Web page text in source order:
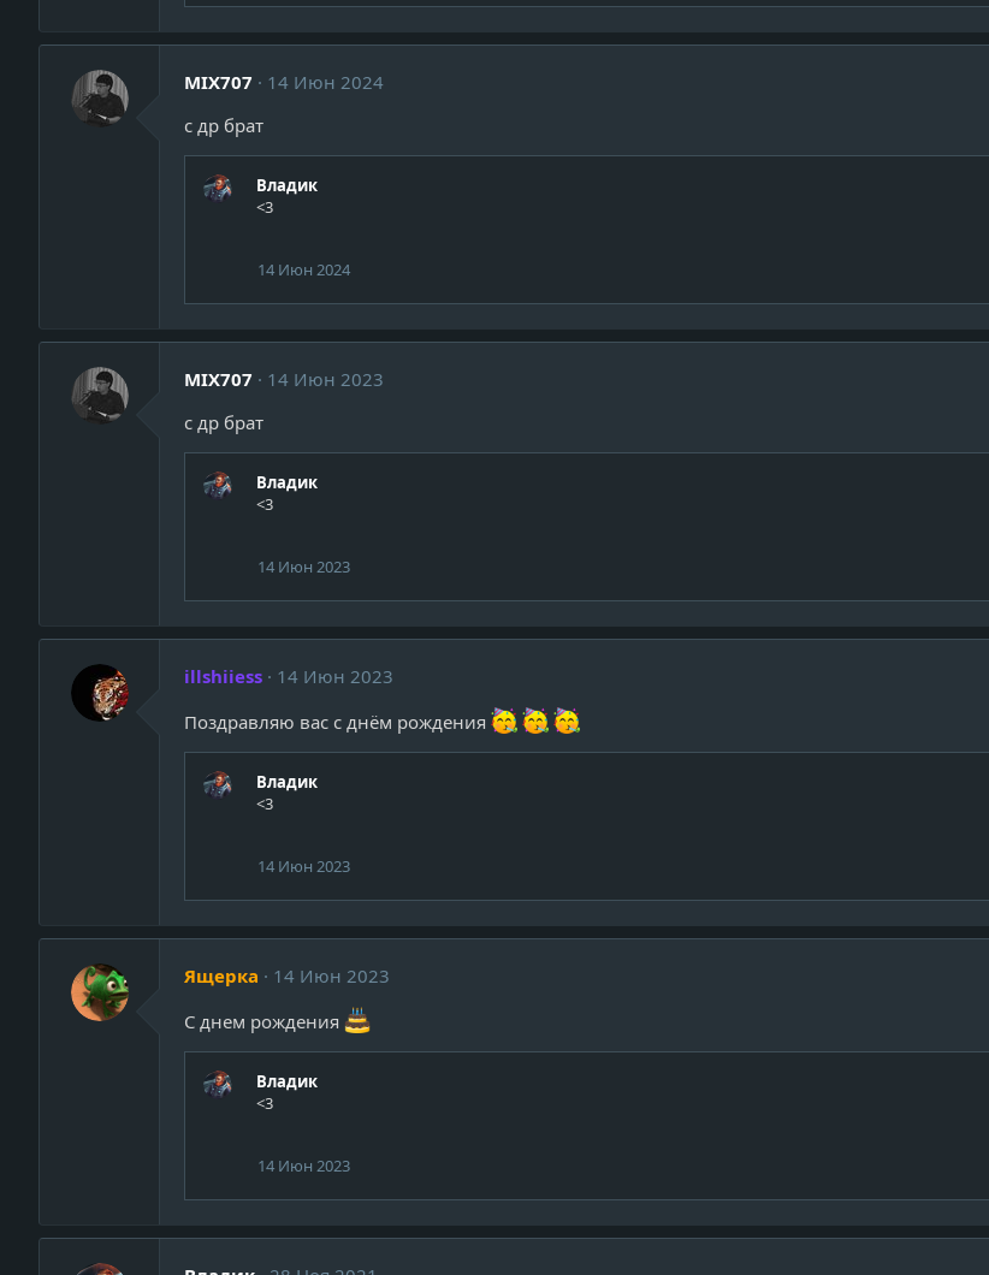
а
ц
и
и
MIX707
14 Июн 2024
с др брат
Владик
<3
14 Июн 2024
MIX707
14 Июн 2023
с др брат
Владик
<3
14 Июн 2023
illshiiess
14 Июн 2023
Поздравляю вас с днём рождения
Владик
<3
14 Июн 2023
Ящерка
14 Июн 2023
С днем рождения
Владик
<3
14 Июн 2023